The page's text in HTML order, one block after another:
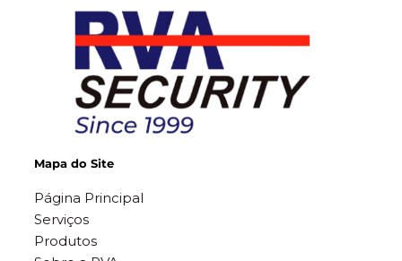
Mapa do Site
Página Principal
Serviços
Produtos